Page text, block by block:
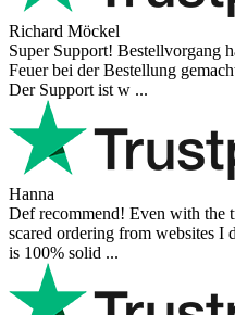
Richard Möckel
Super Support! Bestellvorgang
Feuer bei der Bestellung
Der Support ist w ...
Hanna
Def recommend! Even with the
scared ordering from websites I
is 100% solid ...